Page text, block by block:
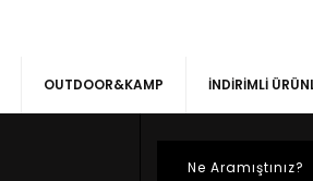
OUTDOOR&KAMP İNDİRİMLİ